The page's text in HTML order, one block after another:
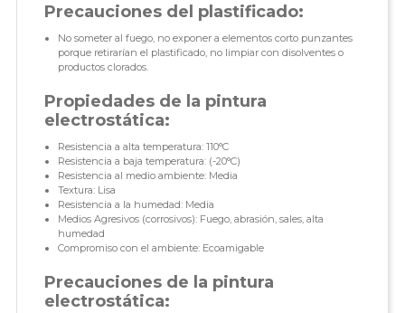
Precauciones del plastificado:
No someter al fuego, no exponer a elementos corto punzantes
porque retirarían el plastificado, no limpiar con disolventes o
productos clorados.
Propiedades de la pintura
electrostática:
Resistencia a alta temperatura: 110°C
Resistencia a baja temperatura: (-20°C)
Resistencia al medio ambiente: Media
Textura: Lisa
Resistencia a la humedad: Media
Medios Agresivos (corrosivos): Fuego, abrasión, sales, alta
humedad
Compromiso con el ambiente: Ecoamigable
Precauciones de la pintura
electrostática: